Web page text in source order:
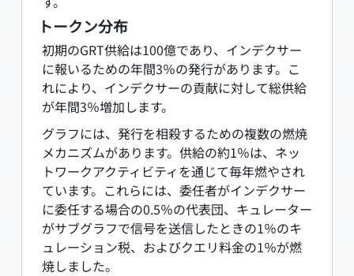
トークン分布
初期のGRT供給は100億であり、インデクサー
に報いるための年間3％の発行があります。こ
れにより、インデクサーの貢献に対して総供給
が年間3％増加します。
グラフには、発行を相殺するための複数の燃焼
メカニズムがあります。供給の約1％は、ネッ
トワークアクティビティを通じて毎年燃やされ
ています。これらには、委任者がインデクサー
に委任する場合の0.5％の代表団、キュレーター
がサブグラフで信号を送信したときの1％のキ
ュレーション税、およびクエリ料金の1％が燃
焼しました。